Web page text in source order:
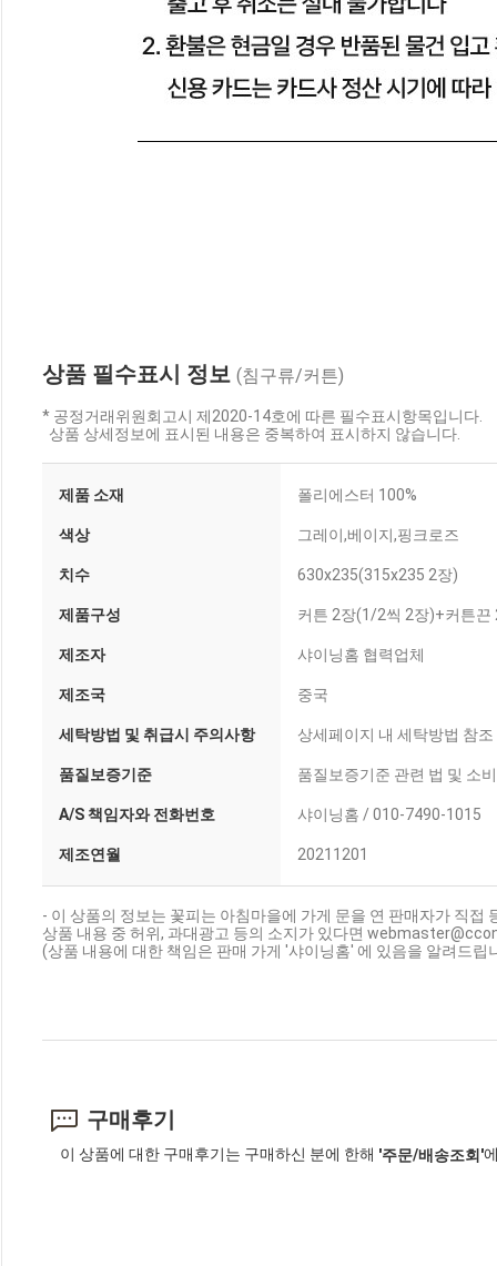
상품 필수표시 정보 (침구류/커튼)
* 공정거래위원회고시 제2020-14호에 따른 필수표시항목입니다.
상품 상세정보에 표시된 내용은 중복하여 표시하지 않습니다.
제품 소재 폴리에스터 100%
색상 그레이,베이지,핑크로즈
치수 630x235(315x235 2장)
제품구성 커튼 2장(1/2씩 2장)+커튼끈
제조자 샤이닝홈 협력업체
제조국 중국
세탁방법 및 취급시 주의사항 상세페이지 내 세탁방법 참조
품질보증기준 품질보증기준 관련 법 및 소
A/S 책임자와 전화번호 샤이닝홈 / 010-7490-1015
제조연월 20211201
- 이 상품의 정보는 꽃피는 아침마을에 가게 문을 연 판매자가 직접
상품 내용 중 허위, 과대광고 등의 소지가 있다면
(상품 내용에 대한 책임은 판매 가게 '샤이닝홈' 에 있음을 알려드립
구매후기
이 상품에 대한 구매후기는 구매하신 분에 한해 '주문/배송조회'